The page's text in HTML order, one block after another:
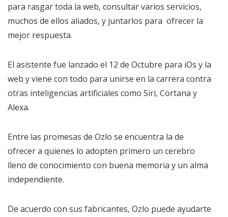
para rasgar toda la web, consultar varios servicios,
muchos de ellos aliados, y juntarlos para ofrecer la
mejor respuesta.
El asistente fue lanzado el 12 de Octubre para iOs y la
web y viene con todo para unirse en la carrera contra
otras inteligencias artificiales como Siri, Cortana y
Alexa.
Entre las promesas de Ozlo se encuentra la de
ofrecer a quienes lo adopten primero un cerebro
lleno de conocimiento con buena memoria y un alma
independiente.
De acuerdo con sus fabricantes, Ozlo puede ayudarte